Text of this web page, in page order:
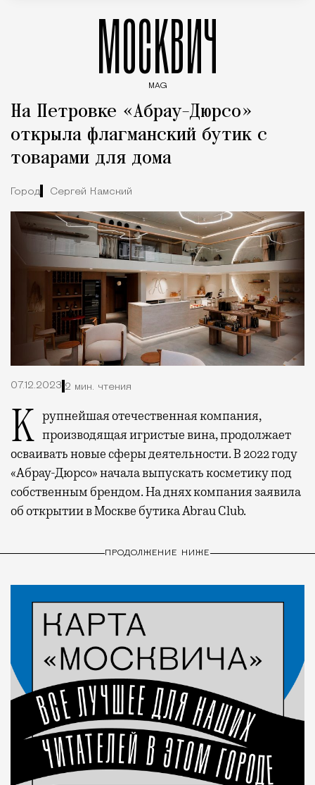
МОСКВИЧ
MAG
На Петровке «Абрау-Дюрсо»
открыла флагманский бутик с
товарами для дома
Город Сергей Камский
07.12.2023 2 мин. чтения
Крупнейшая отечественная компания, производящая игристые вина, продолжает
осваивать новые сферы деятельности. В 2022 году
«Абрау-Дюрсо» начала выпускать косметику под
собственным брендом. На днях компания заявила
об открытии в Москве бутика Abrau Club.
ПРОДОЛЖЕНИЕ НИЖЕ